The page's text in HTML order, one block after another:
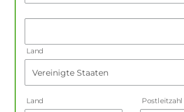
Land
Land Postleitzahl